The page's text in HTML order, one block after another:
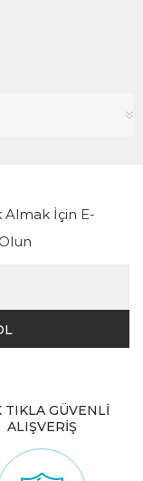
Almak İçin E-
TIKLA GÜVENLİ
ALIŞVERİŞ